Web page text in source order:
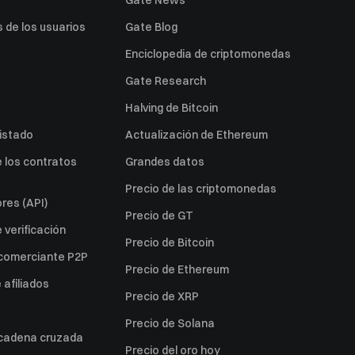
de los usuarios
los contratos
(API)
verificación
P2P
afiliados
cruzada
Gate Blog
Enciclopedia de criptomonedas
Gate Research
Halving de Bitcoin
Actualización de Ethereum
Grandes datos
Precio de las criptomonedas
Precio de GT
Precio de Bitcoin
Precio de Ethereum
Precio de XRP
Precio de Solana
Precio del oro hoy